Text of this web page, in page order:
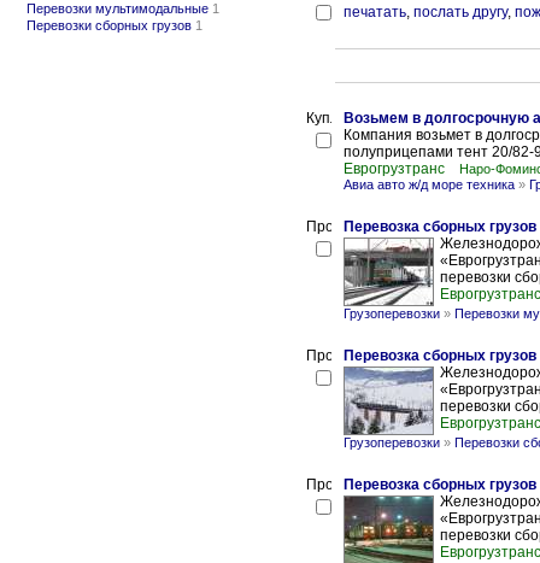
Перевозки мультимодальные 1
Перевозки сборных грузов 1
печатать, послать другу,
Возьмем в долгосрочную
Компания возьмет в
полуприцепами тент 20/82-
Еврогрузтранс
Наро-
Авиа авто ж/д море техника »
Перевозка сборных грузов
перевозки
Еврогрузтранс
Грузоперевозки » Перевозки
Перевозка сборных грузов
перевозки
Еврогрузтранс
Грузоперевозки » Перевозки
Перевозка сборных грузов
перевозки
Еврогрузтранс